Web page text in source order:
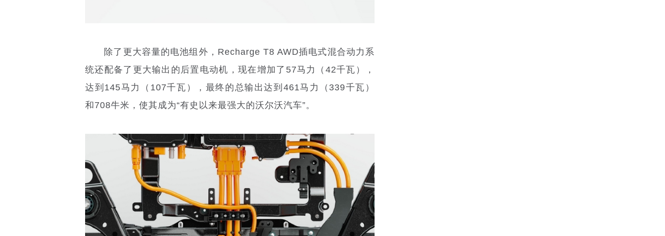
除了更大容量的电池组外，Recharge T8 AWD插电式混合动力系
统还配备了更大输出的后置电动机，现在增加了57马力（42千瓦），
达到145马力（107千瓦），最终的总输出达到461马力（339千瓦）
和708牛米，使其成为“有史以来最强大的沃尔沃汽车”。